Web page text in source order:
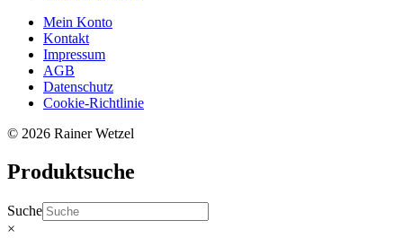
Mein Konto
Kontakt
Impressum
AGB
Datenschutz
Cookie-Richtlinie
© 2026 Rainer Wetzel
Produktsuche
Suche
×